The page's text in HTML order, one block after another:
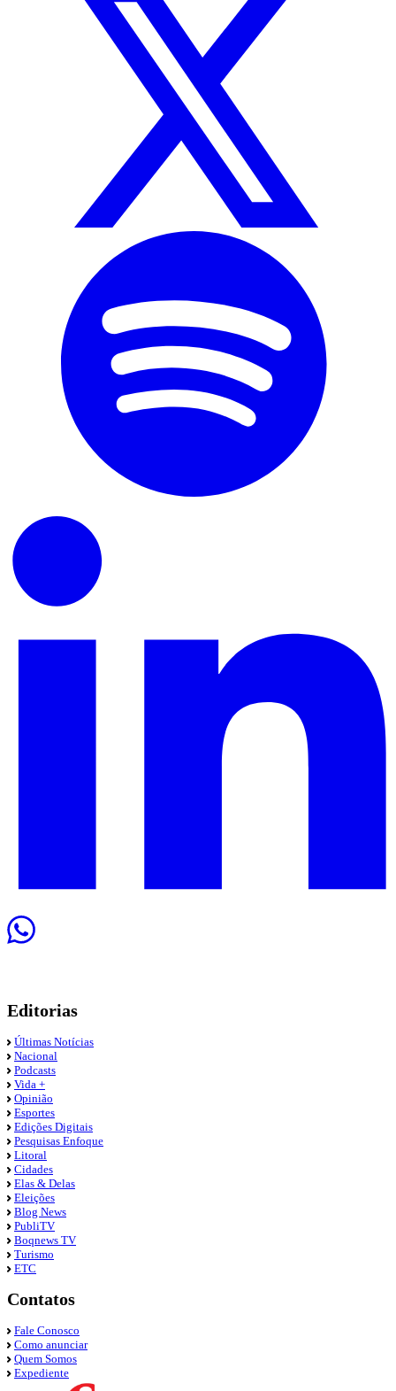
Editorias
Últimas Notícias
Nacional
Podcasts
Vida +
Opinião
Esportes
Edições Digitais
Pesquisas Enfoque
Litoral
Cidades
Elas & Delas
Eleições
Blog News
PubliTV
Boqnews TV
Turismo
ETC
Contatos
Fale Conosco
Como anunciar
Quem Somos
Expediente